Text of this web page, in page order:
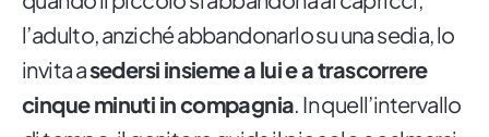
l’adulto, anziché abbandonarlo su una sedia, lo
invita asedersi insieme a lui e a trascorrere
cinque minuti in compagnia. In quell’intervallo